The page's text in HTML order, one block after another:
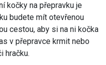
kočky na přepravku je
budete mít otevřenou
cestou, aby si na ni kočka
v přepravce krmit nebo
hračku.